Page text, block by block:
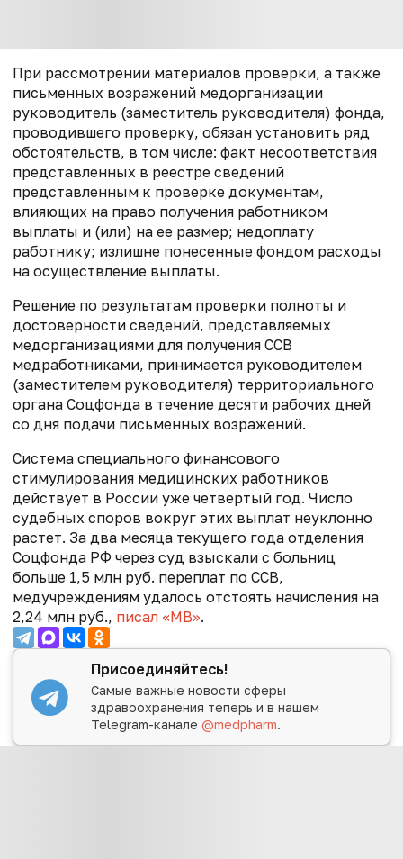
При рассмотрении материалов проверки, а также
письменных возражений медорганизации
руководитель (заместитель руководителя) фонда,
проводившего проверку, обязан установить ряд
обстоятельств, в том числе: факт несоответствия
представленных в реестре сведений
представленным к проверке документам,
влияющих на право получения работником
выплаты и (или) на ее размер; недоплату
работнику; излишне понесенные фондом расходы
на осуществление выплаты.
Решение по результатам проверки полноты и
достоверности сведений, представляемых
медорганизациями для получения ССВ
медработниками, принимается руководителем
(заместителем руководителя) территориального
органа Соцфонда в течение десяти рабочих дней
со дня подачи письменных возражений.
Система специального финансового
стимулирования медицинских работников
действует в России уже четвертый год. Число
судебных споров вокруг этих выплат неуклонно
растет. За два месяца текущего года отделения
Соцфонда РФ через суд взыскали с больниц
больше 1,5 млн руб. переплат по ССВ,
медучреждениям удалось отстоять начисления на
2,24 млн руб., писал «МВ».
Присоединяйтесь!
Самые важные новости сферы
здравоохранения теперь и в нашем
Telegram-канале@medpharm.